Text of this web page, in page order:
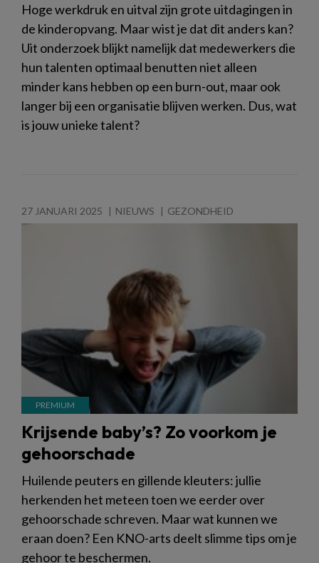
Hoge werkdruk en uitval zijn grote uitdagingen in
de kinderopvang. Maar wist je dat dit anders kan?
Uit onderzoek blijkt namelijk dat medewerkers die
hun talenten optimaal benutten niet alleen
minder kans hebben op een burn-out, maar ook
langer bij een organisatie blijven werken. Dus, wat
is jouw unieke talent?
27 JANUARI 2025 NIEUWS GEZONDHEID
Krijsende baby’s? Zo voorkom je
gehoorschade
Huilende peuters en gillende kleuters: jullie
herkenden het meteen toen we eerder over
gehoorschade schreven. Maar wat kunnen we
eraan doen? Een KNO-arts deelt slimme tips om je
gehoor te beschermen.